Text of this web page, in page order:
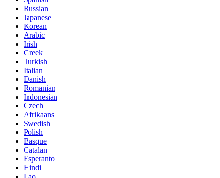
Russian
Japanese
Korean
Arabic
Irish
Greek
Turkish
Italian
Danish
Romanian
Indonesian
Czech
Afrikaans
Swedish
Polish
Basque
Catalan
Esperanto
Hindi